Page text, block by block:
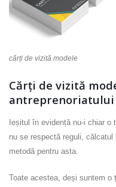
cărți de vizită modele
Cărți de vizită
antreprenoriatului
Ieșitul în evidență nu-i chiar o
nu se respectă reguli,
metodă pentru asta.
Toate acestea, deși suntem o